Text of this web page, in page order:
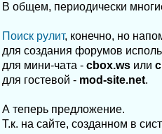
В общем, периодически
Поиск рулит, конечно, но
для создания форумов
для мини-чата - cbox.ws или
для гостевой - mod-site.net.
А теперь предложение.
Т.к. на сайте, созданном в